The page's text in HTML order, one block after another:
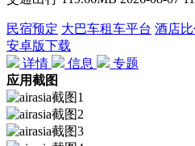
民宿预定 大巴车租车平台 酒店
安卓版下载
详情
信息
专题
应用截图